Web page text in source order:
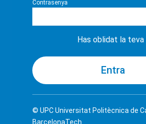
Contrasenya
Has oblidat la
© UPCUniversitat Politècnica de
BarcelonaTech